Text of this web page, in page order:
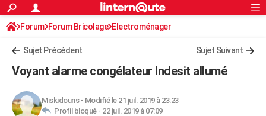
ACTUALITÉS
Politique
Société
Faits Divers
Education
Monde
Villes
+
Retraite
Impôts
Epargne
Immobilier
Risques naturels par ville
Banque
Assurance
Crédit
AUTO
S'inscrire
Connexion
Forum Forum Bricolage Electroménager
Sujet Précédent Sujet Suivant
Voyant alarme congélateur Indesit allumé
Miskidouns- Modifié le 21 juil. 2019 à 23:23
Profil bloqué - 22 juil. 2019 à 07:09